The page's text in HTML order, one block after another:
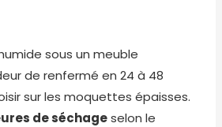
sous un meuble
de renfermé en 24 à 48
sur les moquettes épaisses.
de séchageselon le